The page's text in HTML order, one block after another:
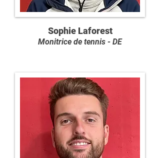
Sophie Laforest
Monitrice de tennis - DE